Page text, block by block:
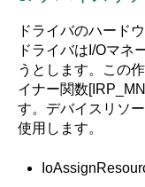
ドライバのハード
ドライバはI/Oマネ
うとします。この
イナー関数
す。デバイスリソ
使用します。